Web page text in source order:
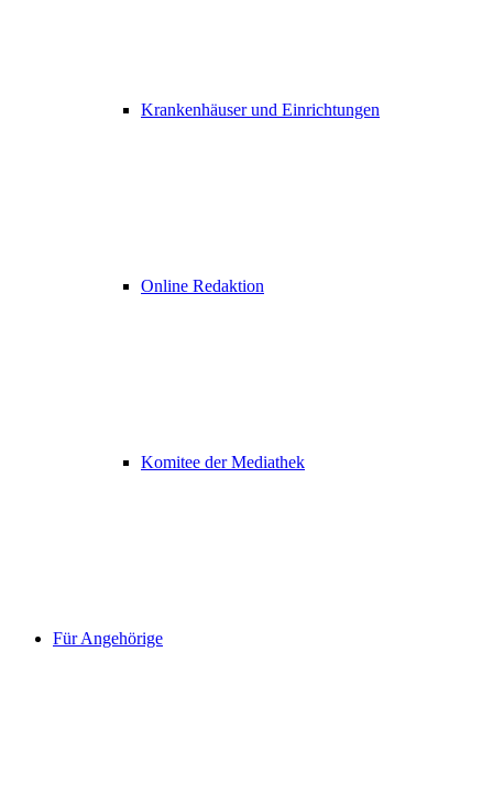
Krankenhäuser und Einrichtungen
Online Redaktion
Komitee der Mediathek
Für Angehörige